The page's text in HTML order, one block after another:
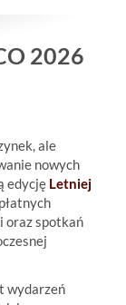
2026
ale
nowych
edycję Letniej
oraz spotkań
wydarzeń